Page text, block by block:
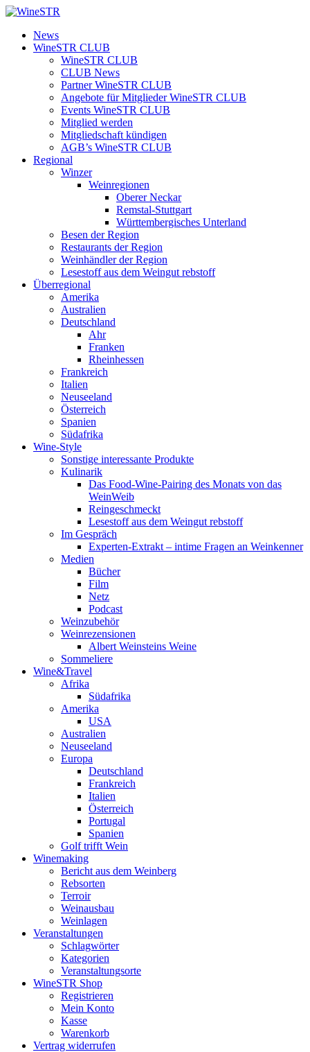
Zum
springen
WineSTR
News
WineSTR CLUB
WineSTR CLUB
CLUB News
Partner WineSTR CLUB
Angebote für Mitglieder WineSTR CLUB
Events WineSTR CLUB
Mitglied werden
Mitgliedschaft kündigen
AGB’s WineSTR CLUB
Regional
Winzer
Weinregionen
Oberer Neckar
Remstal-Stuttgart
Württembergisches Unterland
Besen der Region
Restaurants der Region
Weinhändler der Region
Lesestoff aus dem Weingut rebstoff
Überregional
Amerika
Australien
Deutschland
Ahr
Franken
Rheinhessen
Frankreich
Italien
Neuseeland
Österreich
Spanien
Südafrika
Wine-Style
Sonstige interessante Produkte
Kulinarik
Das Food-Wine-Pairing des Monats von das
WeinWeib
Reingeschmeckt
Lesestoff aus dem Weingut rebstoff
Im Gespräch
Experten-Extrakt – intime Fragen an Weinkenner
Medien
Bücher
Film
Netz
Podcast
Weinzubehör
Weinrezensionen
Albert Weinsteins Weine
Sommeliere
Wine&Travel
Afrika
Südafrika
Amerika
USA
Australien
Neuseeland
Europa
Deutschland
Frankreich
Italien
Österreich
Portugal
Spanien
Golf trifft Wein
Winemaking
Bericht aus dem Weinberg
Rebsorten
Terroir
Weinausbau
Weinlagen
Veranstaltungen
Schlagwörter
Kategorien
Veranstaltungsorte
WineSTR Shop
Registrieren
Mein Konto
Kasse
Warenkorb
Vertrag widerrufen